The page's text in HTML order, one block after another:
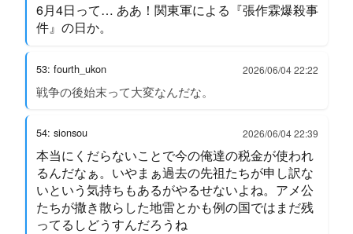
6月4日って… ああ！関東軍による『張作霖爆殺事
件』の日か。
53: fourth_ukon 2026/06/04 22:22
戦争の後始末って大変なんだな。
54: sionsou 2026/06/04 22:39
本当にくだらないことで今の俺達の税金が使われ
るんだなぁ。いやまぁ過去の先祖たちが申し訳な
いという気持ちもあるがやるせないよね。アメ公
たちが撒き散らした地雷とかも例の国ではまだ残
ってるしどうすんだろうね